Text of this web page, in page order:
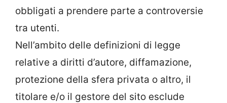
obbligati a prendere parte a controversie
tra utenti.
Nell’ambito delle definizioni di legge
relative a diritti d’autore, diffamazione,
protezione della sfera privata o altro, il
titolare e/o il gestore del sito esclude